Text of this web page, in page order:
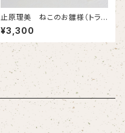
止原理美 ねこのお雛様（トラ
猫）
¥3,300